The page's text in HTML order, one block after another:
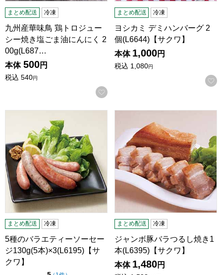
まとめ配送 冷凍
九州産華味鳥 鶏トロジュー
シー焼き塩ごま油にんにく 2
00g(L687…
本体 500円
税込 540円
お気に入りに登録する
まとめ配送 冷凍
ヨシカミ デミハンバーグ 2
個(L6644)【サクワ】
本体 1,000円
税込 1,080円
まとめ配送 冷凍
5種のバラエティーソーセー
ジ130g(5本)×3(L6195)【サ
クワ】
まとめ配送 冷凍
ジャンボ豚バラつるし焼き1
本(L6395)【サクワ】
本体 1,480円